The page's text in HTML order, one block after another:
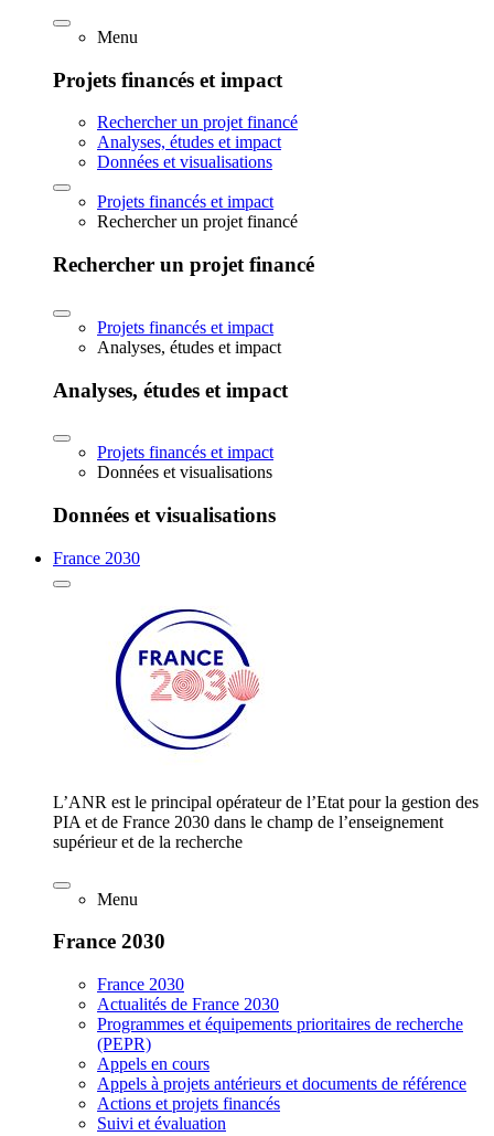
Menu
Projets financés et impact
Rechercher un projet financé
Analyses, études et impact
Données et visualisations
Projets financés et impact
Rechercher un projet financé
Rechercher un projet financé
Projets financés et impact
Analyses, études et impact
Analyses, études et impact
Projets financés et impact
Données et visualisations
Données et visualisations
France 2030
L’ANR est le principal opérateur de l’Etat pour la gestion des
PIA et de France 2030 dans le champ de l’enseignement
supérieur et de la recherche
Menu
France 2030
France 2030
Actualités de France 2030
Programmes et équipements prioritaires de recherche
(PEPR)
Appels en cours
Appels à projets antérieurs et documents de référence
Actions et projets financés
Suivi et évaluation